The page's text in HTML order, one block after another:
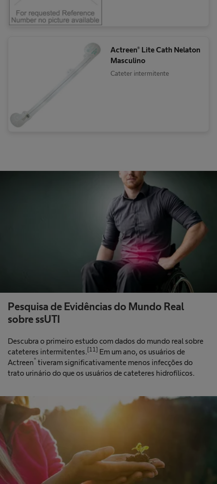
Actreen® Lite Cath Nelaton
Masculino
Cateter intermitente
Pesquisa de Evidências do Mundo Real
sobre ssUTI
Descubra o primeiro estudo com dados do mundo real sobre
cateteres intermitentes.[11] Em um ano, os usuários de
Actreen® tiveram significativamente menos infecções do
trato urinário do que os usuários de cateteres hidrofílicos.